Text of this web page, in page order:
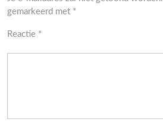
gemarkeerd met *
Reactie *